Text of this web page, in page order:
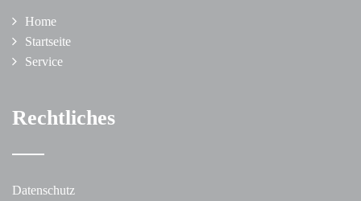
Home
Startseite
Service
Rechtliches
Datenschutz